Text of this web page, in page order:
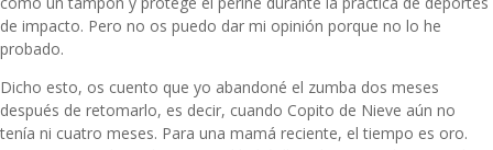
de impacto. Pero no os puedo dar mi opinión porque no lo he
probado.
Dicho esto, os cuento que yo abandoné el zumba dos meses
después de retomarlo, es decir, cuando Copito de Nieve aún no
tenía ni cuatro meses. Para una mamá reciente, el tiempo es oro.